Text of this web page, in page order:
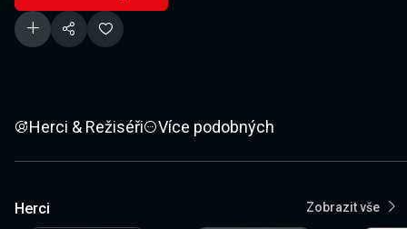
Herci & Režiséři Více podobných
Herci Zobrazit vše